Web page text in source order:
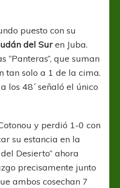
puesto con su
del Suren Juba.
“Panteras”, que suman
tan solo a 1 de la cima.
los 48´ señaló el único
y perdió 1-0 con
su estancia en la
del Desierto” ahora
precisamente junto
ambos cosechan 7